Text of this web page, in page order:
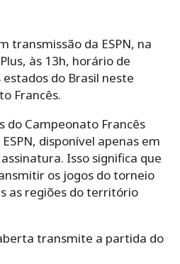
transmissão da ESPN, na
às 13h, horário de
do Brasil neste
Francês.
do Campeonato Francês
disponível apenas em
Isso significa que
os jogos do torneio
as regiões do território
transmite a partida do